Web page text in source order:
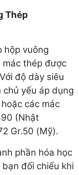
Thép
hộp vuông
mác thép được
độ dày siêu
chủ yếu áp dụng
các mác
(Nhật
Gr.50 (Mỹ).
phần hóa học
đối chiếu khi